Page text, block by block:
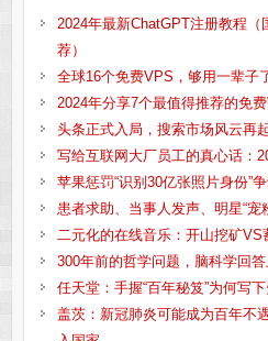
2024年最新ChatGPT注册教程
荐）
全球16个免费VPS，够用一辈子
2024年分享7个最值得推荐的免
头条正式入局，搜索市场风云再
写给互联网大厂员工的真心话：
苹果惩罚“识别30亿张照片身份”
患者求助、当事人发声、明星“
二元化的在线音乐：开山挖矿VS
300年前的哲学问题，脑科学回答
任天堂：手握“百年秘笈”为何写
盖茨：新冠肺炎可能成为百年不